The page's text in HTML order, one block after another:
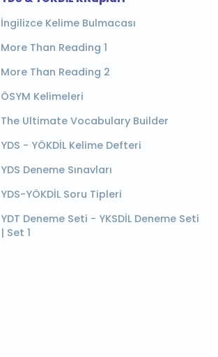
İngilizce Kelime Bulmacası
More Than Reading 1
More Than Reading 2
ÖSYM Kelimeleri
The Ultimate Vocabulary Builder
YDS - YÖKDİL Kelime Defteri
YDS Deneme Sınavları
YDS-YÖKDİL Soru Tipleri
YDT Deneme Seti - YKSDİL Deneme Seti
| Set 1